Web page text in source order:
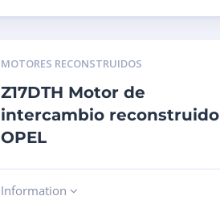
MOTORES RECONSTRUIDOS
Z17DTH Motor de
intercambio reconstruido
OPEL
Information